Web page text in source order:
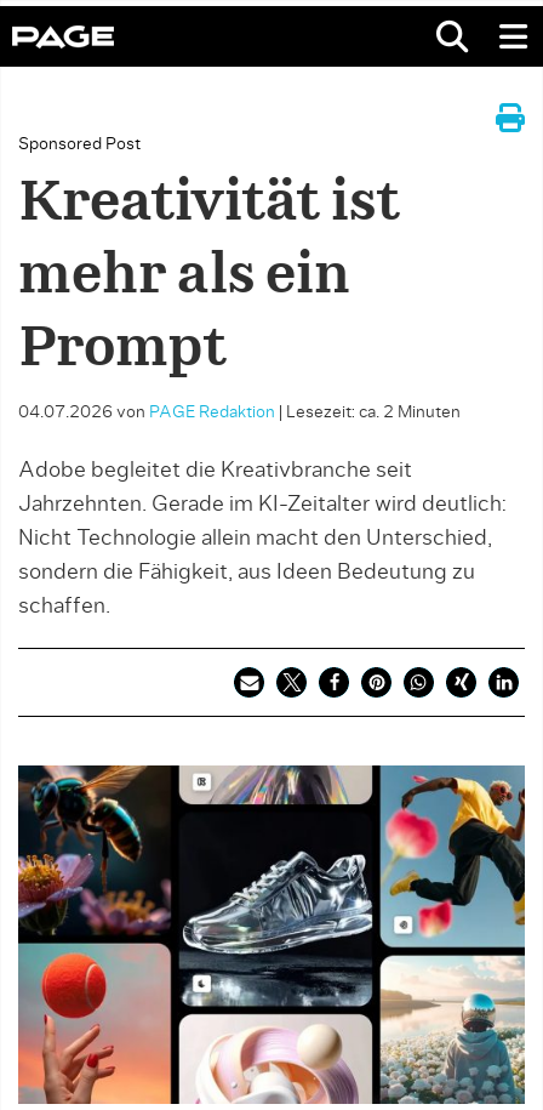
Sponsored Post
Kreativität ist
mehr als ein
Prompt
04.07.2026 von PAGE Redaktion Lesezeit: ca. 2 Minuten
Adobe begleitet die Kreativbranche seit
Jahrzehnten. Gerade im KI-Zeitalter wird deutlich:
Nicht Technologie allein macht den Unterschied,
sondern die Fähigkeit, aus Ideen Bedeutung zu
schaffen.